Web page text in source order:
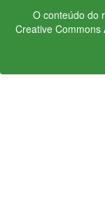
O conteúdo do
Creative Commons